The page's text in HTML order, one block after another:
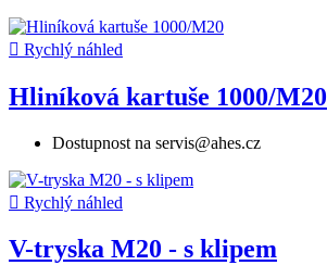
 Rychlý náhled
Hliníková kartuše 1000/M20
Dostupnost na servis@ahes.cz
 Rychlý náhled
V-tryska M20 - s klipem